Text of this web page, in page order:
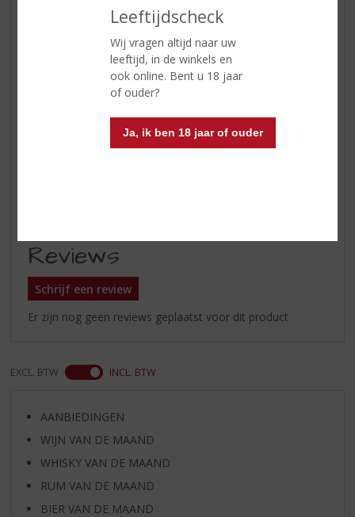
Leeftijdscheck
Wij vragen altijd naar uw
leeftijd, in de winkels en
ook online. Bent u 18 jaar
of ouder?
Ja, ik ben 18 jaar of ouder
fris aroma van tropisch fruit,
ananas, citrus, een lichte toon van
venkel en vers gemaaid gras
Soepele en frisse smaak, mooie
balans tussen de zuren en de
Prima aperitief en maaltijdwijn bij
salades, vis en schaaldieren, wit
Reviews
Schrijf een review
Er zijn nog geen reviews geplaatst voor dit product
EXCL. BTW INCL. BTW
AANBIEDINGEN
WIJN VAN DE MAAND
WHISKY VAN DE MAAND
RUM VAN DE MAAND
BIER VAN DE MAAND